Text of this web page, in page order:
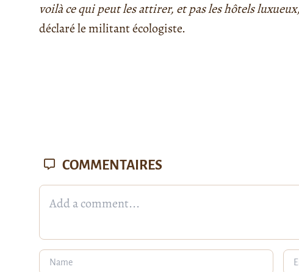
voilà ce qui peut les attirer, et pas les hôtels
déclaré le militant écologiste.
COMMENTAIRES